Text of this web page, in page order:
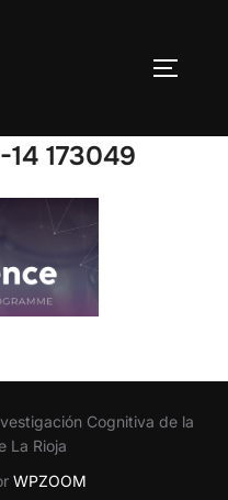
173049
Cognitiva de la
La Rioja
WPZOOM